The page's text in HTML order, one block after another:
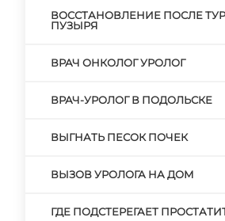
ВОССТАНОВЛЕНИЕ ПОСЛЕ
ПУЗЫРЯ
ВРАЧ ОНКОЛОГ УРОЛОГ
ВРАЧ-УРОЛОГ В ПОДОЛЬСКЕ
ВЫГНАТЬ ПЕСОК ПОЧЕК
ВЫЗОВ УРОЛОГА НА ДОМ
ГДЕ ПОДСТЕРЕГАЕТ